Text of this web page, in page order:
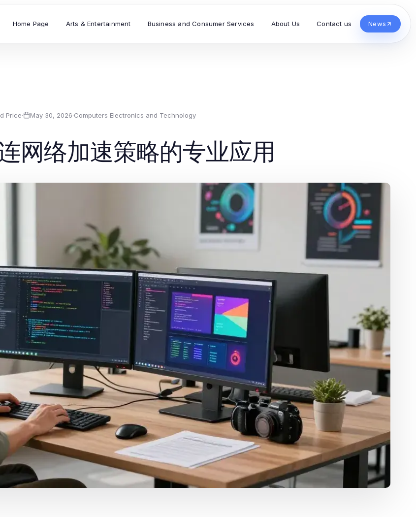
Home Page Arts & Entertainment Business and Consumer Services About Us Contact us News
Price· May 30, 2026·Computers Electronics and Technology
网络加速策略的专业应用